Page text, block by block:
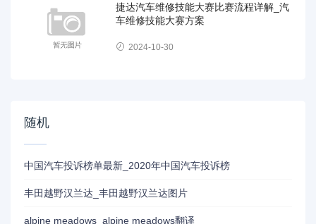
捷达汽车维修技能大赛比赛流程详解_汽
车维修技能大赛方案
2024-10-30
随机
中国汽车投诉榜单最新_2020年中国汽车投诉榜
丰田越野汉兰达_丰田越野汉兰达图片
alpine meadows_alpine meadows翻译